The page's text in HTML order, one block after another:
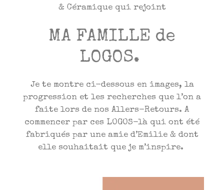
& Céramique qui rejoint
MA FAMILLE de
LOGOS.
Je te montre ci-dessous en images, la
progression et les recherches que l’on a
faite lors de nos Allers-Retours. A
commencer par ces LOGOS-là qui ont été
fabriqués par une amie d’Emilie & dont
elle souhaitait que je m’inspire.